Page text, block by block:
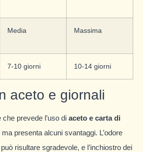
Media Massima
7-10 giorni 10-14 giorni
aceto e giornali
prevede l’uso di aceto e carta di
presenta alcuni svantaggi. L’odore
risultare sgradevole, e l’inchiostro dei